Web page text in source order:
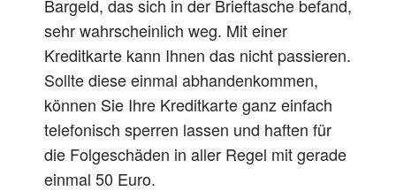
Bargeld, das sich in der Brieftasche befand,
sehr wahrscheinlich weg. Mit einer
Kreditkarte kann Ihnen das nicht passieren.
Sollte diese einmal abhandenkommen,
können Sie Ihre Kreditkarte ganz einfach
telefonisch sperren lassen und haften für
die Folgeschäden in aller Regel mit gerade
einmal 50 Euro.